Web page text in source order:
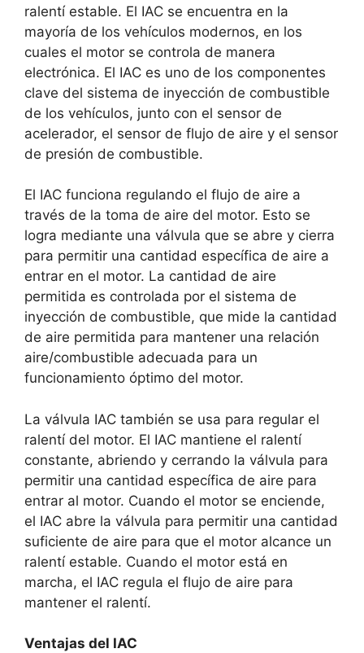
ralentí estable. El IAC se encuentra en la
mayoría de los vehículos modernos, en los
cuales el motor se controla de manera
electrónica. El IAC es uno de los componentes
clave del sistema de inyección de combustible
de los vehículos, junto con el sensor de
acelerador, el sensor de flujo de aire y el sensor
de presión de combustible.
El IAC funciona regulando el flujo de aire a
través de la toma de aire del motor. Esto se
logra mediante una válvula que se abre y cierra
para permitir una cantidad específica de aire a
entrar en el motor. La cantidad de aire
permitida es controlada por el sistema de
inyección de combustible, que mide la cantidad
de aire permitida para mantener una relación
aire/combustible adecuada para un
funcionamiento óptimo del motor.
La válvula IAC también se usa para regular el
ralentí del motor. El IAC mantiene el ralentí
constante, abriendo y cerrando la válvula para
permitir una cantidad específica de aire para
entrar al motor. Cuando el motor se enciende,
el IAC abre la válvula para permitir una cantidad
suficiente de aire para que el motor alcance un
ralentí estable. Cuando el motor está en
marcha, el IAC regula el flujo de aire para
mantener el ralentí.
Ventajas del IAC